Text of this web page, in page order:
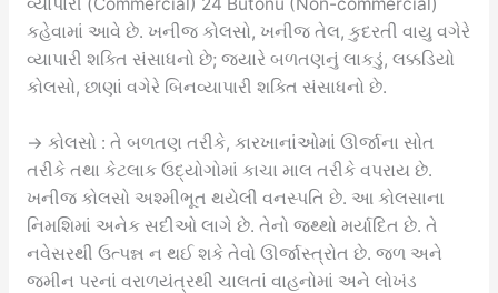
કહેવામાં આવે છે. ખનીજ કોલસો, ખનીજ તેલ, કુદરતી વાયુ વગેરે
વ્યાપારી શક્તિ સંસાધનો છે; જ્યારે બળતણનું લાકડું, લક્કડિયો
કોલસો, છાણાં વગેરે બિનવ્યાપારી શક્તિ સંસાધનો છે.
→ કોલસો : તે બળતણ તરીકે, કારખાનાંઓમાં ઊર્જાના સોત
તરીકે તથા કેટલાક ઉદ્યોગોમાં કાચા માલ તરીકે વપરાય છે.
ખનીજ કોલસો અશ્મીભૂત થયેલી વનસ્પતિ છે. આ કોલસાના
નિમશિમાં અનેક સદીઓ લાગે છે. તેનો જથ્થો મર્યાદિત છે. તે
નવેસરથી ઉત્પન્ન ન થઈ શકે તેવો ઊર્જાસ્ત્રોત છે. જળ અને
જમીન પરનાં વરાળયંત્રથી ચાલતાં વાહનોમાં અને લોખંડ